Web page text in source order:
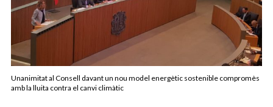
Unanimitat al Consell davant un nou model energètic sostenible compromès
amb la lluita contra el canvi climàtic